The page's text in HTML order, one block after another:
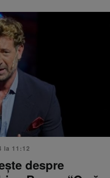
la 11:12
despre